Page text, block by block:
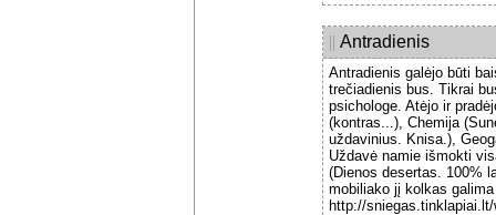
|| Antradienis
Antradienis galėjo būti
trečiadienis bus. Tikrai
psichologe. Atėjo ir
(kontras...), Chemija
uždavinius. Knisa.),
Uždavė namie išmokti
(Dienos desertas. 100%
mobiliako jį kolkas
http://